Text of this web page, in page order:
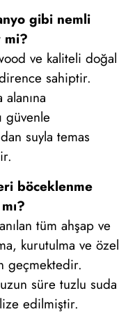
gibi nemli
mi?
ve kaliteli doğal
sahiptir.
alanına
güvenle
suyla temas
böceklenme
tüm ahşap ve
kurutulma ve özel
geçmektedir.
süre tuzlu suda
edilmiştir.